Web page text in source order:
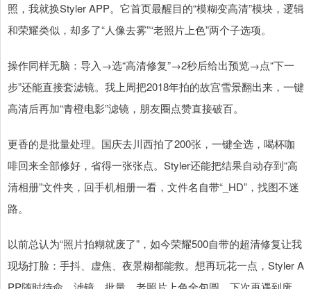
照，我就换Styler APP。它首页最醒目的“模糊变高清”模块，逻辑
和荣耀类似，却多了“人像去雾”“老照片上色”两个子选项。
操作同样无脑：导入→选“高清修复”→2秒后给出预览→点“下一
步”还能直接套滤镜。我上周把2018年拍的故宫雪景翻出来，一键
高清后再加“青橙电影”滤镜，朋友圈点赞直接破百。
更香的是批量处理。国庆去川西拍了200张，一键全选，喝杯咖
啡回来全部修好，省得一张张点。Styler还能把结果自动存到“高
清相册”文件夹，回手机相册一看，文件名自带“_HD”，找图不迷
路。
以前总认为“照片拍糊就废了”，如今荣耀500自带的超清修复让我
现场打脸：手抖、虚焦、夜景糊都能救。想再玩花一点，Styler A